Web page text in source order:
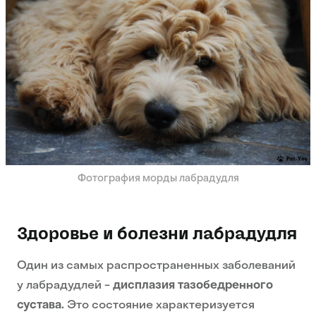
Фотография морды лабрадудля
Здоровье и болезни лабрадудля
Один из самых распространенных заболеваний
у лабрадудлей - дисплазия тазобедренного
сустава. Это состояние характеризуется